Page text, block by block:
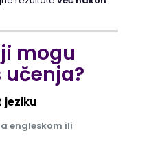
mogu
jeziku
engleskom ili